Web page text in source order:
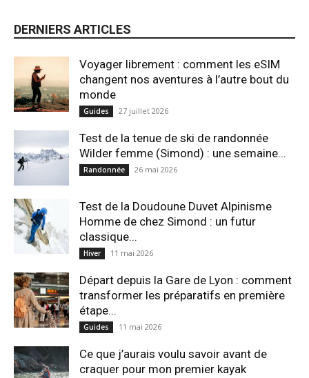
DERNIERS ARTICLES
Voyager librement : comment les eSIM
changent nos aventures à l’autre bout du
monde
Guides 27 juillet 2026
Test de la tenue de ski de randonnée
Wilder femme (Simond) : une semaine...
Randonnée 26 mai 2026
Test de la Doudoune Duvet Alpinisme
Homme de chez Simond : un futur
classique...
Hiver 11 mai 2026
Départ depuis la Gare de Lyon : comment
transformer les préparatifs en pre⁠mière
étape...
Guides 11 mai 2026
Ce que j’aurais voulu savoir avant de
craquer pour mon premier kayak